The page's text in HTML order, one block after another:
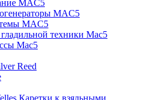
MAC5
MAC5
MAC5
техники Mac5
Mac5
Reed
Каретки к взяльными